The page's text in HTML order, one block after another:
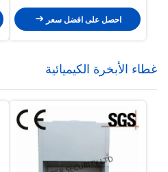
احصل على افضل سعر
غطاء الأبخرة الكيميائية